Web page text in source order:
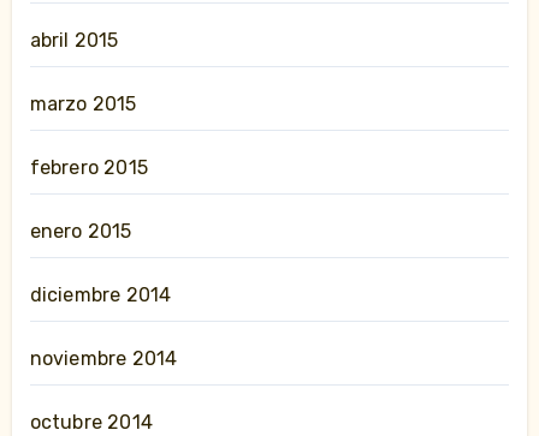
abril 2015
marzo 2015
febrero 2015
enero 2015
diciembre 2014
noviembre 2014
octubre 2014